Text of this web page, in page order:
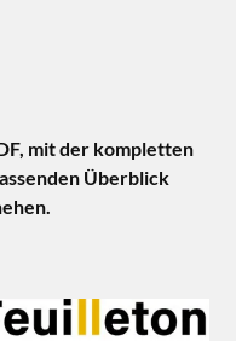
mit der kompletten
Überblick